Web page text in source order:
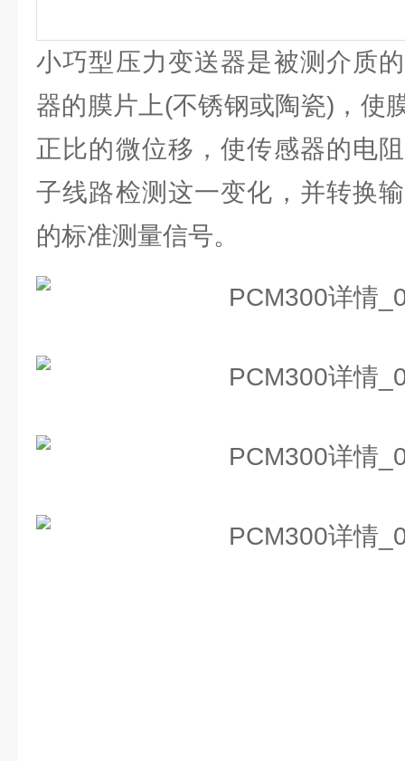
小巧型压力变送器是被测介质
器的膜片上(不锈钢或陶瓷)，使
正比的微位移，使传感器的电
子线路检测这一变化，并转换
的标准测量信号。